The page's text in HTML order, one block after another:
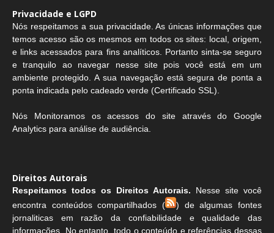
Privacidade e LGPD
Nós respeitamos a sua privacidade. As únicas informações que
temos acesso são os mesmos em todos os sites: local, origem,
e links acessados para fins analíticos. Portanto sinta-se seguro
e tranquilo ao navegar nesse site pois você está em um
ambiente protegido. A sua navegação está segura de ponta a
ponta indicada pelo cadeado verde (Certificado SSL).
Nós Monitoramos os acessos do site através do Google
Analytics para análise de audiência.
Direitos Autorais
Respeitamos todos os Direitos Autorais. Nesse site você
encontra conteúdos compartilhados (
) de algumas fontes
jornaliticas em razão da confiabilidade e qualidade das
informações. No entanto, todo o conteúdo e referências dessas